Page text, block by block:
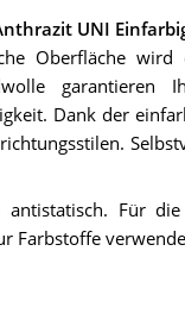
UNI
Oberfläche
garantieren
Dank der
Für
Farbstoffe